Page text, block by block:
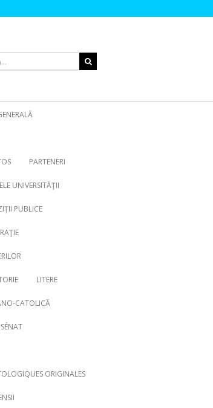
PARTENERI
UNIVERSITĂŢII
PUBLICE
LITERE
CATOLICĂ
ORIGINALES